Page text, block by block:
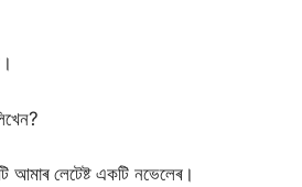
লেটেষ্ট একটি নভেলেৰ।